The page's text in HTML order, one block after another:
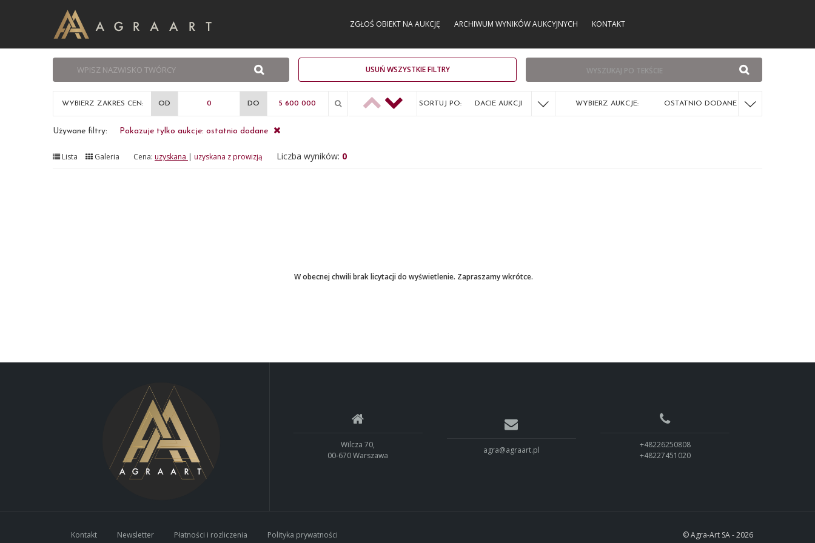
ZGŁOŚ OBIEKT NA AUKCJĘ ARCHIWUM WYNIKÓW AUKCYJNYCH KONTAKT
USUŃ WSZYSTKIE FILTRY
WYBIERZ ZAKRES CEN: OD DO SORTUJ PO: DACIE AUKCJI WYBIERZ AUKCJE: OSTATNIO DODANE
Używane filtry: Pokazuje tylko aukcje: ostatnio dodane
Lista Galeria Cena: uzyskana | uzyskana z prowizją Liczba wyników: 0
W obecnej chwili brak licytacji do wyświetlenie. Zapraszamy wkrótce.
Wilcza 70,
00-670 Warszawa
agra@agraart.pl
+48226250808
+48227451020
Kontakt Newsletter Płatności i rozliczenia Polityka prywatności © Agra-Art SA - 2026